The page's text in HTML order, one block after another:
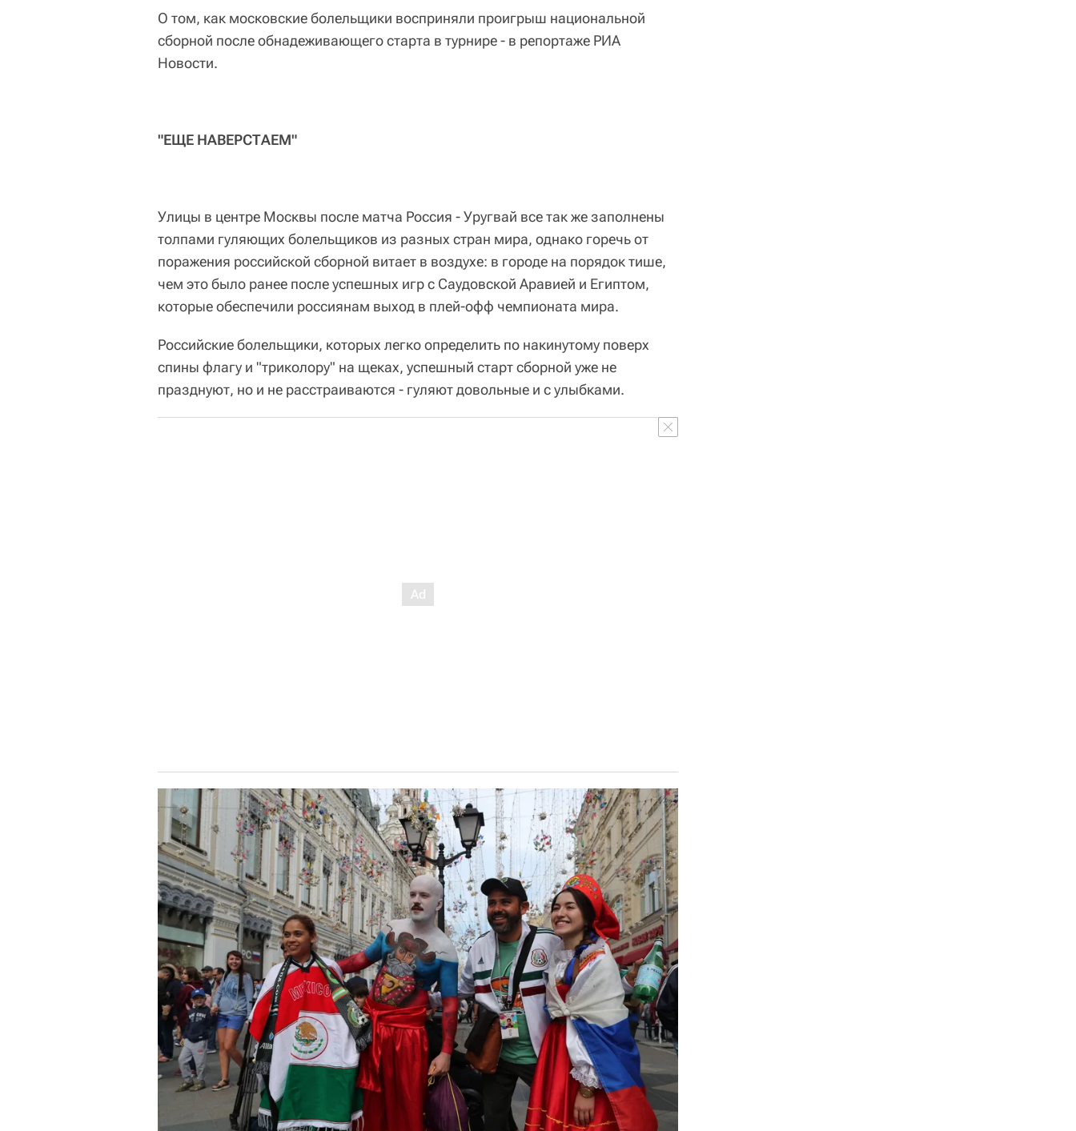
О том, как московские болельщики восприняли проигрыш национальной
сборной после обнадеживающего старта в турнире - в репортаже РИА
Новости.
"ЕЩЕ НАВЕРСТАЕМ"
Улицы в центре Москвы после матча Россия - Уругвай все так же заполнены
толпами гуляющих болельщиков из разных стран мира, однако горечь от
поражения российской сборной витает в воздухе: в городе на порядок тише,
чем это было ранее после успешных игр с Саудовской Аравией и Египтом,
которые обеспечили россиянам выход в плей-офф чемпионата мира.
Российские болельщики, которых легко определить по накинутому поверх
спины флагу и "триколору" на щеках, успешный старт сборной уже не
празднуют, но и не расстраиваются - гуляют довольные и с улыбками.